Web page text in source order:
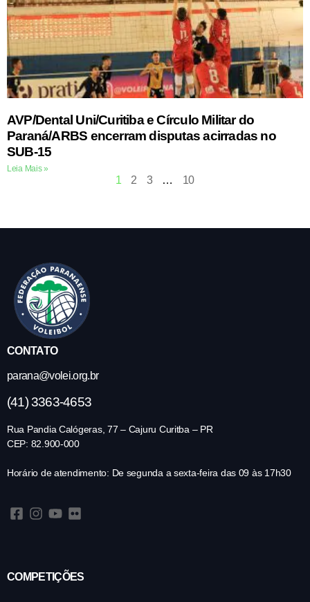
AVP/Dental Uni/Curitiba e Círculo Militar do
Paraná/ARBS encerram disputas acirradas no
SUB-15
Leia Mais »
1 2 3 … 10
CONTATO
parana@volei.org.br
(41) 3363-4653
Rua Pandia Calógeras, 77 – Cajuru Curitba – PR
CEP: 82.900-000
Horário de atendimento: De segunda a sexta-feira das 09 às 17h30
COMPETIÇÕES